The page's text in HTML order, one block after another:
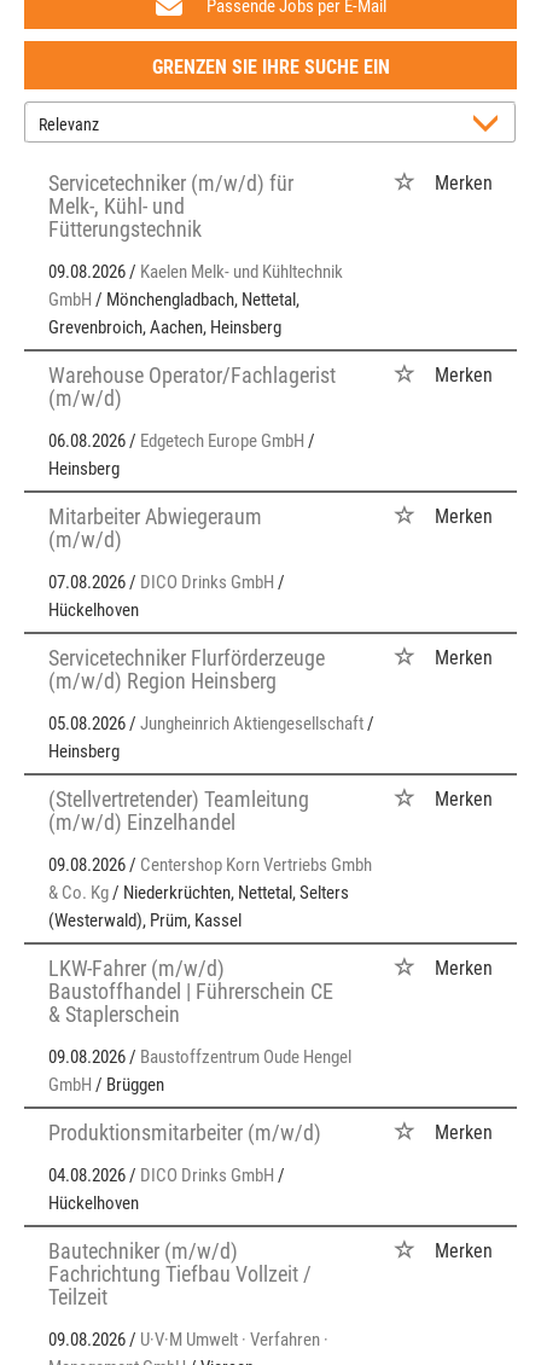
Passende Jobs per E-Mail
GRENZEN SIE IHRE SUCHE EIN
Servicetechniker (m/w/d) für
Melk-, Kühl- und
Fütterungstechnik
09.08.2026 / Kaelen Melk- und Kühltechnik
GmbH / Mönchengladbach, Nettetal,
Grevenbroich, Aachen, Heinsberg
Merken
Warehouse Operator/Fachlagerist
(m/w/d)
06.08.2026 / Edgetech Europe GmbH /
Heinsberg
Merken
Mitarbeiter Abwiegeraum
(m/w/d)
07.08.2026 / DICO Drinks GmbH /
Hückelhoven
Merken
Servicetechniker Flurförderzeuge
(m/w/d) Region Heinsberg
05.08.2026 / Jungheinrich Aktiengesellschaft/
Heinsberg
Merken
(Stellvertretender) Teamleitung
(m/w/d) Einzelhandel
09.08.2026 / Centershop Korn Vertriebs Gmbh
& Co. Kg/ Niederkrüchten, Nettetal, Selters
(Westerwald), Prüm, Kassel
Merken
LKW-Fahrer (m/w/d)
Baustoffhandel | Führerschein CE
& Staplerschein
09.08.2026 / Baustoffzentrum Oude Hengel
GmbH / Brüggen
Merken
Produktionsmitarbeiter (m/w/d)
04.08.2026 / DICO Drinks GmbH /
Hückelhoven
Merken
Bautechniker (m/w/d)
Fachrichtung Tiefbau Vollzeit /
Teilzeit
09.08.2026 / U·V·M Umwelt · Verfahren ·
Merken